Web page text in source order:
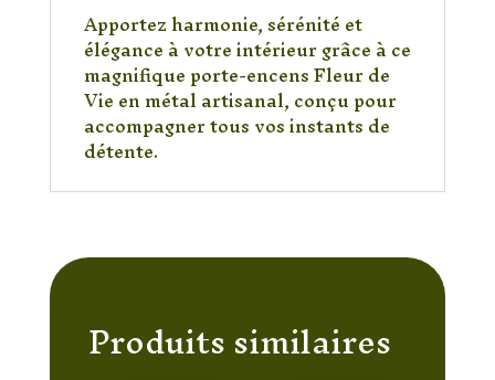
Apportez harmonie, sérénité et
élégance à votre intérieur grâce à ce
magnifique porte-encens Fleur de
Vie en métal artisanal, conçu pour
accompagner tous vos instants de
détente.
Produits similaires